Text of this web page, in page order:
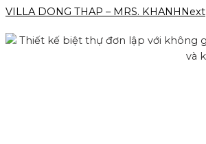
VILLA DONG THAP – MRS. KHANHNext